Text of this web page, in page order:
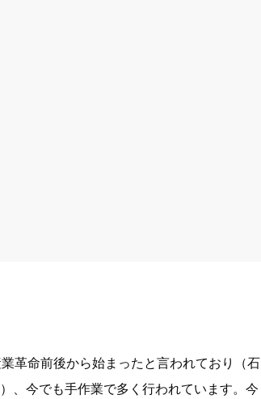
革命前後から始まったと言われており（石
、今でも手作業で多く行われています。今